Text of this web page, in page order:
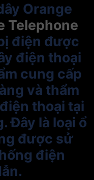
Orange
Telephone
điện được
điện thoại
cung cấp
và thẩm
thoại tại
Đây là loại ổ
được sử
điện